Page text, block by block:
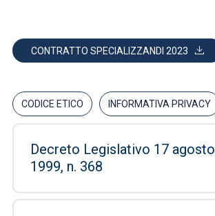
CONTRATTO SPECIALIZZANDI 2023
CODICE ETICO INFORMATIVA PRIVACY
Decreto Legislativo 17 agosto
1999, n. 368